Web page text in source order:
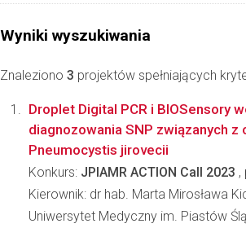
Wyniki wyszukiwania
Znaleziono 3 projektów spełniających
Droplet Digital PCR i BIOSensory
diagnozowania SNP związanych z
Pneumocystis jirovecii
Konkurs: JPIAMR ACTION Call 2023 ,
Kierownik: dr hab. Marta Mirosława
Uniwersytet Medyczny im. Piastów